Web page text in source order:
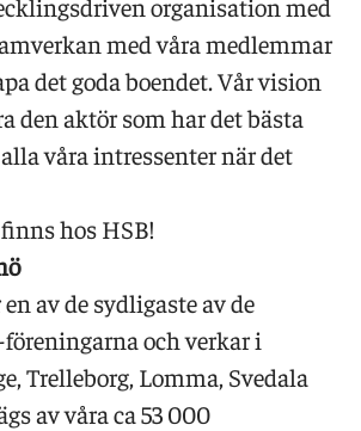
organisation med
med våra medlemmar
det goda boendet. Vår vision
den aktör som har det bästa
våra intressenter när det
hos HSB!
av de sydligaste av de
och verkar i
Trelleborg, Lomma, Svedala
av våra ca 53 000